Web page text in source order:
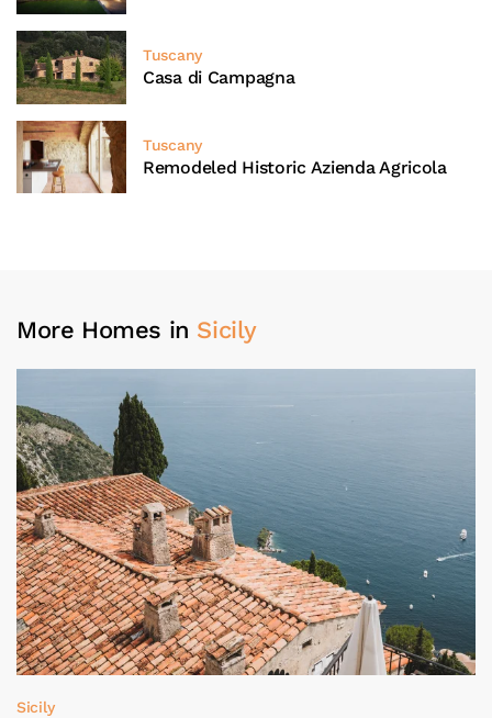
Tuscany
Casa di Campagna
Tuscany
Remodeled Historic Azienda Agricola
More Homes in Sicily
Sicily